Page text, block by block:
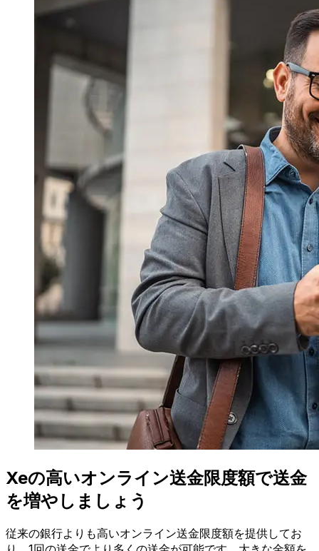
Xeの高いオンライン送金限度額で送金
を増やしましょう
従来の銀行よりも高いオンライン送金限度額を提供してお